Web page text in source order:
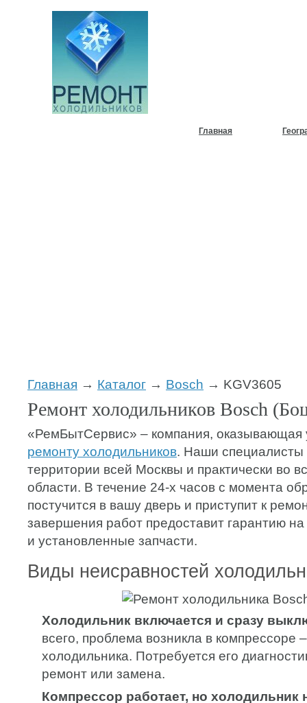
Главная
Главная → Каталог → Bosch → KGV3605
Ремонт холодильников Bosch
«РемБытСервис» – компания, оказывающая
ремонту холодильников. Наши специалисты
территории всей Москвы и практически во
области. В течение 24-х часов с момента
постучится в вашу дверь и приступит к
завершения работ предоставит гарантию
и установленные запчасти.
Виды неисравностей
Холодильник включается и сразу
всего, проблема возникла в компрессоре
холодильника. Потребуется его
ремонт или замена.
Компрессор работает, но холодильник